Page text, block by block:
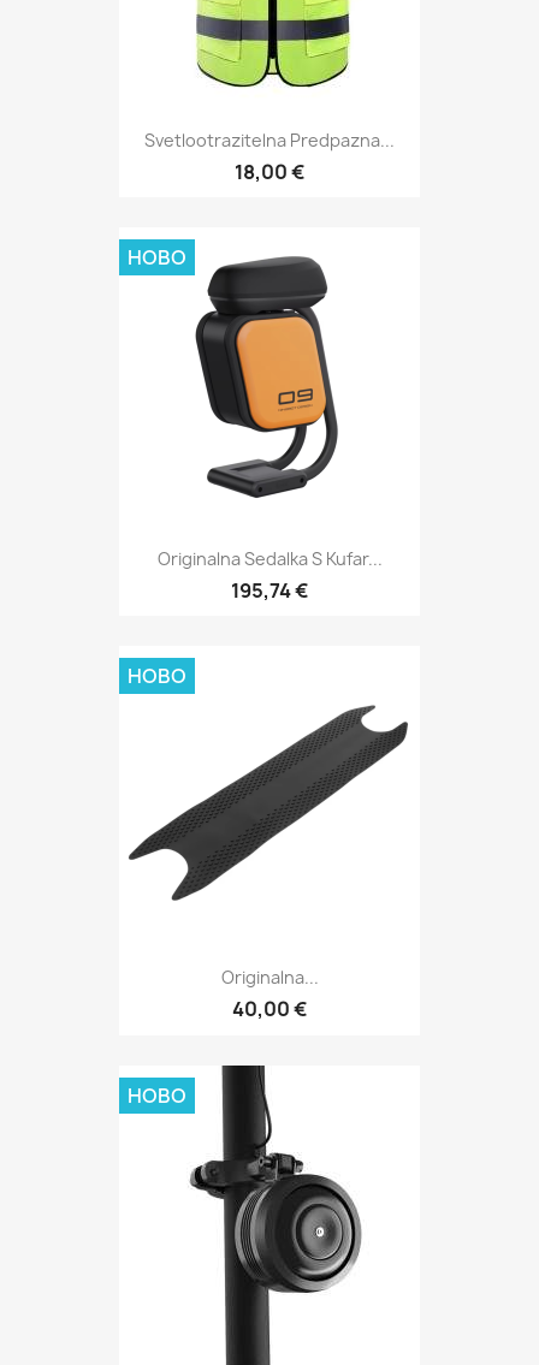
Svetlootrazitelna Predpazna...
18,00 €
Originalna Sedalka S Kufar...
195,74 €
НОВО
Originalna...
40,00 €
НОВО
НОВО